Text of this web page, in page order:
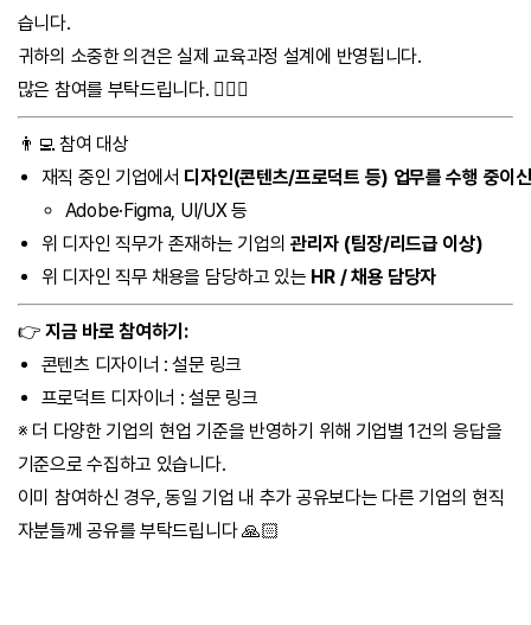
습니다.
귀하의 소중한 의견은 실제 교육과정 설계에 반영됩니다.
많은 참여를 부탁드립니다. 🙇🏻‍♀️
👨‍💻 참여 대상
재직 중인 기업에서 디자인(콘텐츠/프로덕트 등) 업무를 수행 중이
Adobe·Figma, UI/UX 등
위 디자인 직무가 존재하는 기업의관리자 (팀장/리드급 이상)
위 디자인 직무 채용을 담당하고 있는 HR / 채용 담당자
👉지금 바로 참여하기:
콘텐츠 디자이너 :설문 링크
프로덕트 디자이너 :설문 링크
※ 더 다양한 기업의 현업 기준을 반영하기 위해 기업별 1건의 응답을
기준으로 수집하고 있습니다.
이미 참여하신 경우, 동일 기업 내 추가 공유보다는 다른 기업의 현직
자분들께 공유를 부탁드립니다 🙏🏻